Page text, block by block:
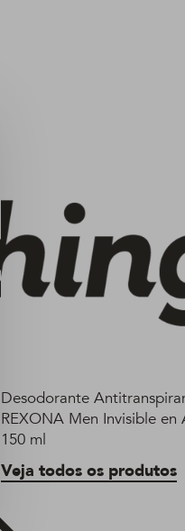
Desodorante
REXONA Men Invisible en
150 ml
Veja todos os produtos